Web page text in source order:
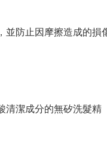
並防止因摩擦造成的損
清潔成分的無矽洗髮精